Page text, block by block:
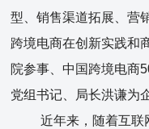
型、销售渠道拓展、营
跨境电商在创新实践和
院参事、中国跨境电商
党组书记、局长洪谦为
近年来，随着互联